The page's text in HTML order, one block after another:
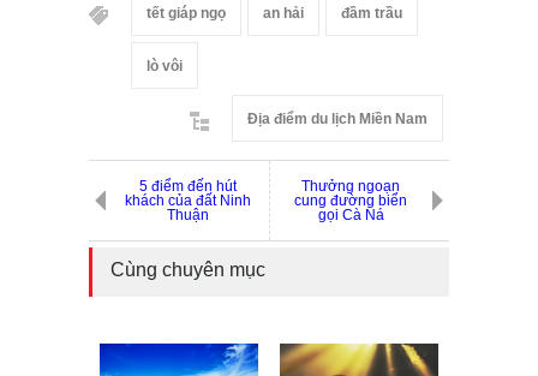
tết giáp ngọ an hải đầm trầu
lò vôi
Địa điểm du lịch Miền Nam
5 điểm đến hút
khách của đất Ninh
Thuận
Thưởng ngoạn
cung đường biển
gọi Cà Ná
Cùng chuyên mục